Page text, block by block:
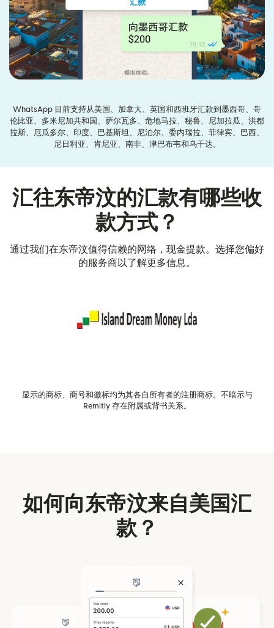
WhatsApp 目前支持从美国、加拿大、英国和西班牙汇款到墨西哥、哥
伦比亚、多米尼加共和国、萨尔瓦多、危地马拉、秘鲁、尼加拉瓜、洪都
拉斯、厄瓜多尔、印度、巴基斯坦、尼泊尔、委内瑞拉、菲律宾、巴西、
尼日利亚、肯尼亚、南非、津巴布韦和乌干达。
汇往东帝汶的汇款有哪些收
款方式？
通过我们在东帝汶值得信赖的网络，现金提款。选择您偏好
的服务商以了解更多信息。
显示的商标、商号和徽标均为其各自所有者的注册商标。不暗示与
Remitly 存在附属或背书关系。
如何向东帝汶来自美国汇
款？